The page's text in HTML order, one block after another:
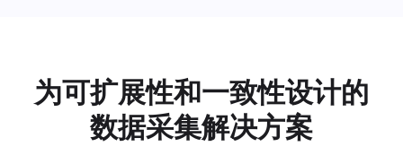
为可扩展性和一致性设计的
数据采集解决方案